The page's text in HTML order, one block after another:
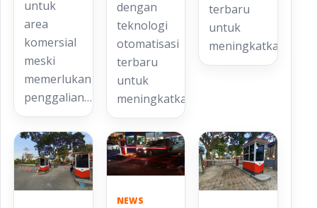
untuk
area
komersial
meski
memerlukan
penggalian…
dengan
teknologi
otomatisasi
terbaru
untuk
meningkatkan…
terbaru
untuk
meningkatkan…
NEWS